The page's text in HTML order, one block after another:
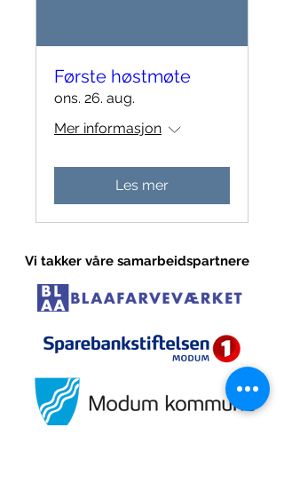
Første høstmøte
ons. 26. aug.
Mer informasjon
Les mer
Vi takker våre samarbeidspartnere